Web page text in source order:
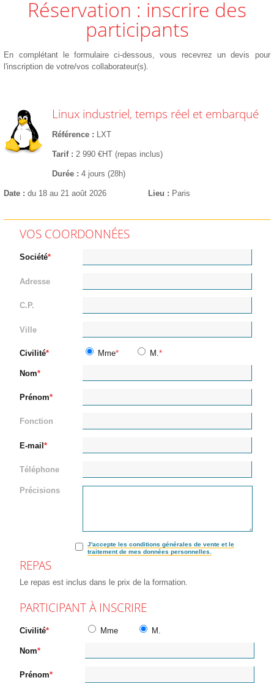
Réservation : inscrire des
participants
En complétant le formulaire ci-dessous, vous recevrez un devis pour
l'inscription de votre/vos collaborateur(s).
Linux industriel, temps réel et embarqué
Référence LXT
Tarif 2 990 €HT (repas inclus)
Durée 4 jours (28h)
Date du 18 au 21 août 2026 Lieu Paris
VOS COORDONNÉES
Société
Adresse
C.P.
Ville
Civilité Mme M.
Nom
Prénom
Fonction
E-mail
Téléphone
Précisions
J'accepte les conditions générales de vente et le
traitement de mes données personnelles.
REPAS
Le repas est inclus dans le prix de la formation.
PARTICIPANT À INSCRIRE
Civilité Mme M.
Nom
Prénom